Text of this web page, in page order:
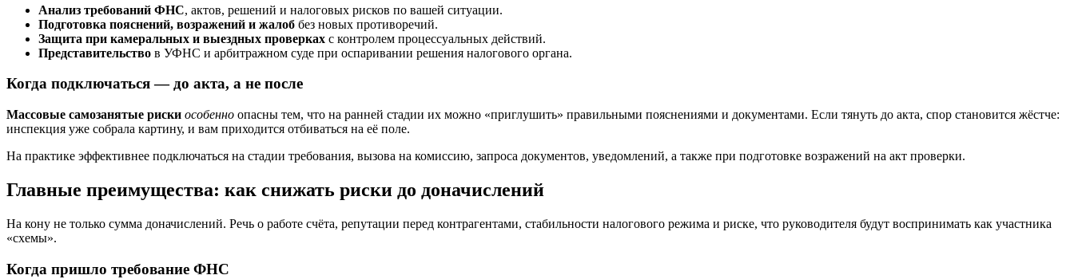
Анализ требований ФНС, актов, решений и налоговых рисков по вашей ситуации.
Подготовка пояснений, возражений и жалоб без новых противоречий.
Защита при камеральных и выездных проверках с контролем процессуальных действий.
Представительство в УФНС и арбитражном суде при оспаривании решения налогового органа.
Когда подключаться — до акта, а не после
Массовые самозанятые риски особенно опасны тем, что на ранней стадии их можно «приглушить» правильными пояснениями и документами. Если тянуть до акта, спор становится жёстче:
инспекция уже собрала картину, и вам приходится отбиваться на её поле.
На практике эффективнее подключаться на стадии требования, вызова на комиссию, запроса документов, уведомлений, а также при подготовке возражений на акт проверки.
Главные преимущества: как снижать риски до доначислений
На кону не только сумма доначислений. Речь о работе счёта, репутации перед контрагентами, стабильности налогового режима и риске, что руководителя будут воспринимать как участника
«схемы».
Когда пришло требование ФНС